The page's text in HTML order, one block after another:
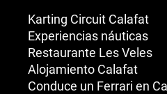
Karting Circuit Calafat
Experiencias náuticas
Restaurante Les Veles
Alojamiento Calafat
Conduce un Ferrari en